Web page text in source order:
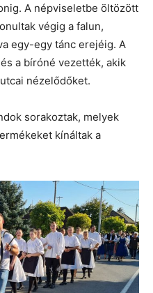
A népviseletbe öltözött
végig a falun,
egy-egy tánc erejéig. A
a bíróné vezették, akik
nézelődőket.
sorakoztak, melyek
kínáltak a